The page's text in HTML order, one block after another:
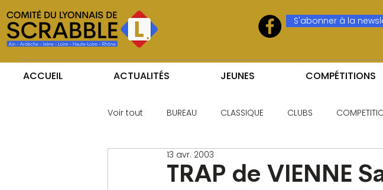
S'abonner à la
ACCUEIL ACTUALITÉS JEUNES COMPÉTITIONS
Voir tout BUREAU CLASSIQUE CLUBS
TRAP de VIENNE
13 avr. 2003